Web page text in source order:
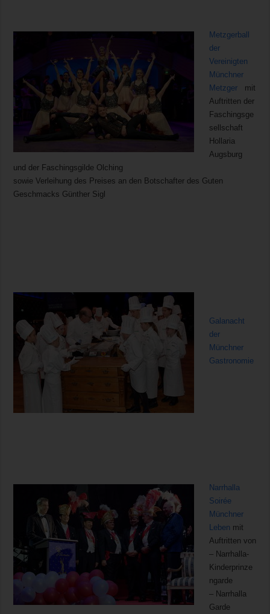
Metzgerball
der
Vereinigten
Münchner
Metzger
mit
Auftritten der
Faschingsge
sellschaft
Hollaria
Augsburg
und der Faschingsgilde Olching
sowie Verleihung des Preises an den Botschafter des Guten
Geschmacks Günther Sigl
Galanacht
der
Münchner
Gastronomie
Narrhalla
Soirée
Münchner
Leben mit
Auftritten von
– Narrhalla-
Kinderprinze
ngarde
– Narrhalla
Garde